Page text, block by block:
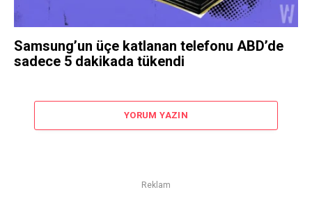
Samsung’un üçe katlanan telefonu ABD’de
sadece 5 dakikada tükendi
YORUM YAZIN
Reklam